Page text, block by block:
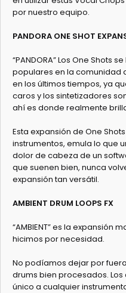
por nuestro equipo.
PANDORA ONE SHOT
“PANDORA” Los One Shots
populares en la comunidad
en los últimos tiempos, ya
caros y los sintetizadores
ahí es donde realmente
Esta expansión de One
instrumentos, emula lo que
dolor de cabeza de un
que suenen bien, nunca
expansión tan versátil.
AMBIENT DRUM LOOPS FX
“AMBIENT” es la expansión
hicimos por necesidad.
No podíamos dejar por
drums bien procesados.
único a cualquier